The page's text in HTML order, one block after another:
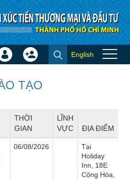
Tạo
English
TẠO
THỜI
GIAN
LĨNH
VỰC
ĐỊA ĐIỂM
06/08/2026
Tại
Holiday
Inn, 18E
Cộng Hòa,